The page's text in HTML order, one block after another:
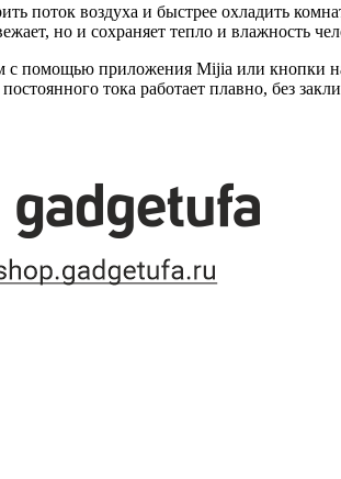
поток воздуха и быстрее охладить
но и сохраняет тепло и влажность
помощью приложения Mijia или кнопки
тока работает плавно, без